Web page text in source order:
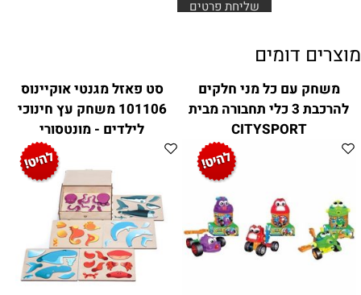
מוצרים דומים
משחק עם כל מני חלקים
להרכבת 3 כלי תחבורה מבית
CITYSPORT
סט פאזל מגנטי אוקיינוס
101106 משחק עץ חינוכי
לילדים - מונטסורי